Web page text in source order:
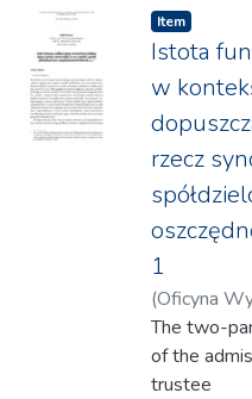
Item
Istota
w
rzecz
1
(Oficyna
Rafał
The two-
of the
trustee